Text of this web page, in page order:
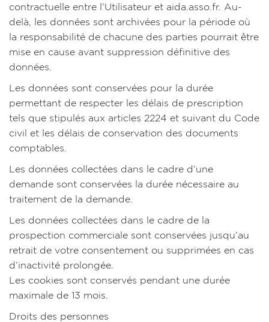
contractuelle entre l’Utilisateur et aida.asso.fr. Au-
delà, les données sont archivées pour la période où
la responsabilité de chacune des parties pourrait être
mise en cause avant suppression définitive des
données.
Les données sont conservées pour la durée
permettant de respecter les délais de prescription
tels que stipulés aux articles 2224 et suivant du Code
civil et les délais de conservation des documents
comptables.
Les données collectées dans le cadre d’une
demande sont conservées la durée nécessaire au
traitement de la demande.
Les données collectées dans le cadre de la
prospection commerciale sont conservées jusqu’au
retrait de votre consentement ou supprimées en cas
d’inactivité prolongée.
Les cookies sont conservés pendant une durée
maximale de 13 mois.
Droits des personnes